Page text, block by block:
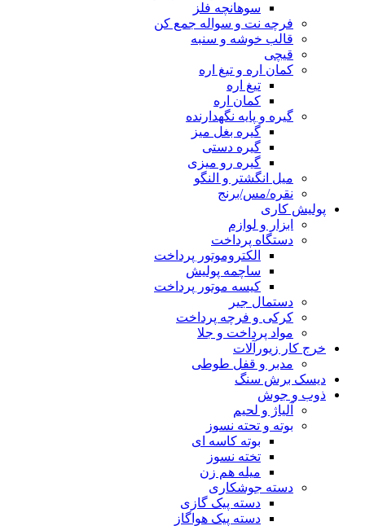
سوهانچه فلز
فرچه نت و سواله جمع کن
قالب خوشه و سنبه
قیچی
کمان اره و تیغ اره
تیغ اره
کمان اره
گیره و پایه نگهدارنده
گیره بغل میز
گیره دستی
گیره رو میزی
میل انگشتر و النگو
نقره/مس/برنج
پولیش کاری
ابزار و لوازم
دستگاه پرداخت
الکتروموتور پرداخت
ساچمه پولیش
کیسه موتور پرداخت
دستمال جیر
کرکی و فرچه پرداخت
مواد پرداخت و جلا
خرج کار زیورآلات
مدبر و قفل طوطی
دیسک برش سنگ
ذوب و جوش
آلیاژ و لحیم
بوته و تحته نسوز
بوته کاسه ای
تخته نسوز
میله هم زن
دسته جوشکاری
دسته پیک گازی
دسته پیک هواگاز